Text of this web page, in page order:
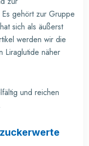
gehört zur Gruppe
sich als äußerst
werden wir die
Liraglutide näher
und reichen